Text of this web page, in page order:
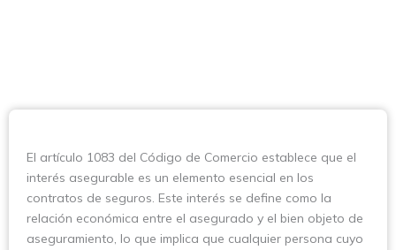
El artículo 1083 del Código de Comercio establece que el
interés asegurable es un elemento esencial en los
contratos de seguros. Este interés se define como la
relación económica entre el asegurado y el bien objeto de
aseguramiento, lo que implica que cualquier persona cuyo